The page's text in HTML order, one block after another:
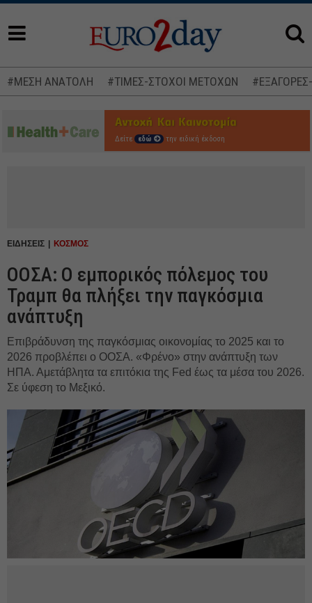
#ΜΕΣΗ ΑΝΑΤΟΛΗ #ΤΙΜΕΣ-ΣΤΟΧΟΙ ΜΕΤΟΧΩΝ
Δείτε εδώ την ειδική έκδοση
ΕΙΔΗΣΕΙΣ ΚΟΣΜΟΣ
ΟΟΣΑ: Ο εμπορικός πόλεμος του
Τραμπ θα πλήξει την παγκόσμια
ανάπτυξη
Επιβράδυνση της παγκόσμιας οικονομίας το 2025 και το
2026 προβλέπει ο ΟΟΣΑ. «Φρένο» στην ανάπτυξη των
ΗΠΑ. Αμετάβλητα τα επιτόκια της Fed έως τα μέσα του 2026.
Σε ύφεση το Μεξικό.